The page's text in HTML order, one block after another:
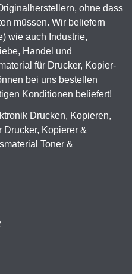
ohne dass
müssen. Wir beliefern
wie auch Industrie,
Handel und
für Drucker, Kopier-
bei uns bestellen
Konditionen beliefert!
Drucken, Kopieren,
Drucker, Kopierer &
Toner &